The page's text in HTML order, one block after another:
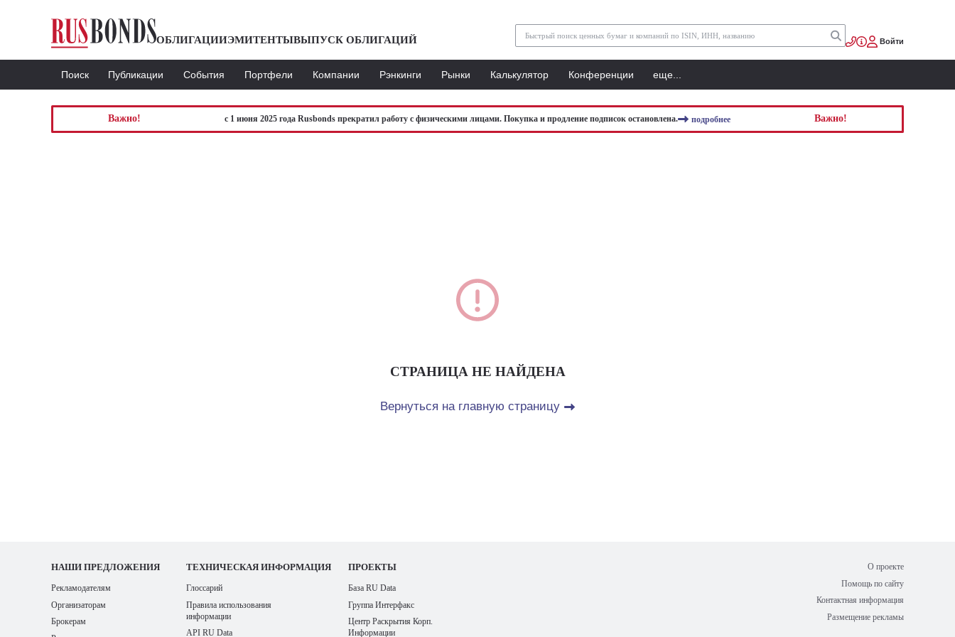
ОБЛИГАЦИИЭМИТЕНТЫВЫПУСК ОБЛИГАЦИЙ Войти
Поиск Публикации События Портфели Компании Рэнкинги Рынки Калькулятор Конференции еще...
Важно! с 1 июня 2025 года Rusbonds прекратил работу с физическими лицами. Покупка и продление подписок остановлена. подробнее Важно!
СТРАНИЦА НЕ НАЙДЕНА
Вернуться на главную страницу
НАШИ ПРЕДЛОЖЕНИЯ
Рекламодателям
Организаторам
Брокерам
ТЕХНИЧЕСКАЯ ИНФОРМАЦИЯ
Глоссарий
Правила использования
информации
API RU Data
ПРОЕКТЫ
База RU Data
Группа Интерфакс
Центр Раскрытия Корп.
Информации
О проекте
Помощь по сайту
Контактная информация
Размещение рекламы